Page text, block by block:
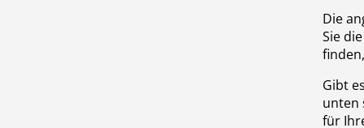
Die
Sie
Gibt
unten
für